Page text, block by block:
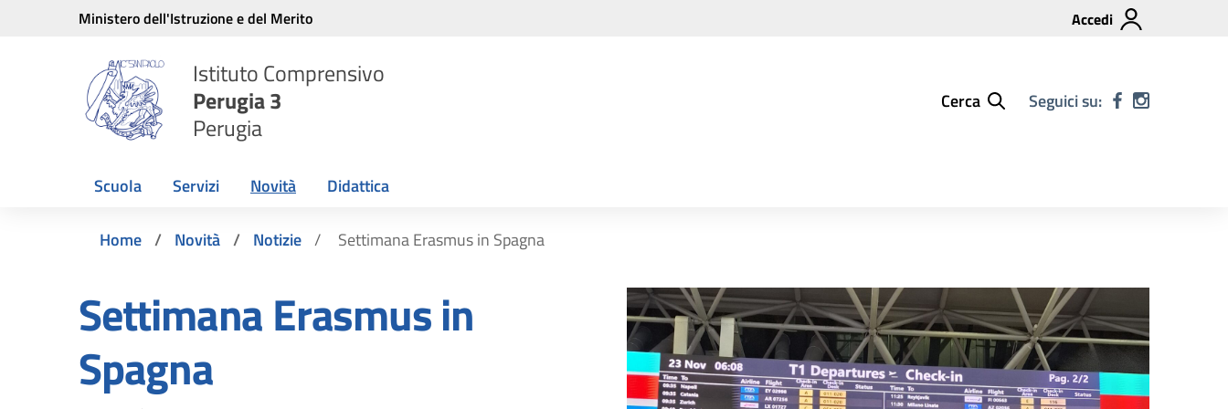
Vai ai contenuti
Vai al menu di navigazione
Ministero dell'Istruzione e del Merito Accedi
Istituto Comprensivo
Perugia 3
Perugia
Cerca Seguici su:
Scuola Servizi Novità Didattica
Home Novità Notizie Settimana Erasmus in Spagna
Settimana Erasmus in
Spagna